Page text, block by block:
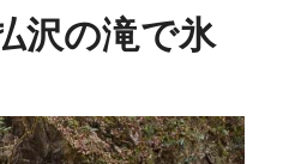
沢の滝で氷